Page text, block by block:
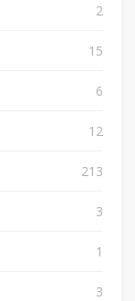
2
15
6
12
213
3
1
3